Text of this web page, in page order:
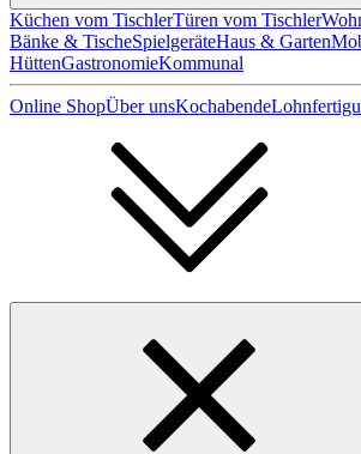
Küchen vom TischlerTüren vom Tischler
Bänke & TischeSpielgeräteHaus & Garten
HüttenGastronomieKommunal
Online ShopÜber unsKochabende